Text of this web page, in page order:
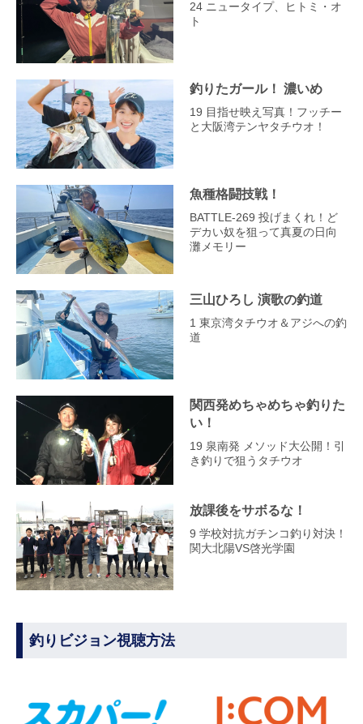
24 ニュータイプ、ヒトミ・オ
ト
釣りたガール！ 濃いめ
19 目指せ映え写真！フッチー
と大阪湾テンヤタチウオ！
魚種格闘技戦！
BATTLE-269 投げまくれ！ど
デカい奴を狙って真夏の日向
灘メモリー
三山ひろし 演歌の釣道
1 東京湾タチウオ＆アジへの釣
道
関西発めちゃめちゃ釣りた
い！
19 泉南発 メソッド大公開！引
き釣りで狙うタチウオ
放課後をサボるな！
9 学校対抗ガチンコ釣り対決！
関大北陽VS啓光学園
釣りビジョン視聴方法